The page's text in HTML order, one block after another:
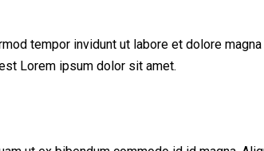
tempor invidunt ut labore et dolore
Lorem ipsum dolor sit amet.